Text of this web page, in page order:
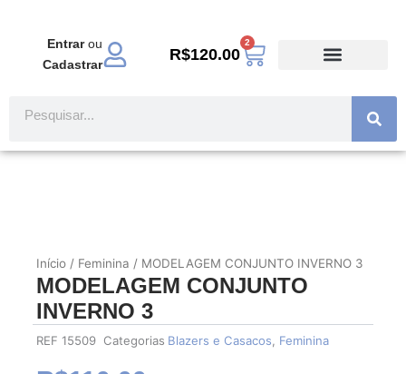
Entrarou
Cadastrar
R$120.00
2
Carrinho
Início / Feminina / MODELAGEM CONJUNTO INVERNO 3
MODELAGEM CONJUNTO
INVERNO 3
REF 15509 Categorias Blazers e Casacos Feminina